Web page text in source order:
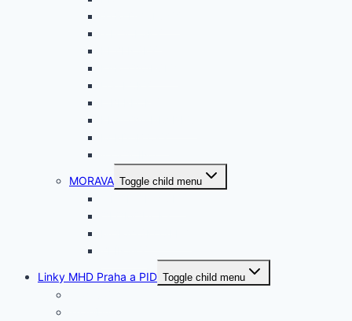
MORAVA Toggle child menu
Linky MHD Praha a PID Toggle child menu